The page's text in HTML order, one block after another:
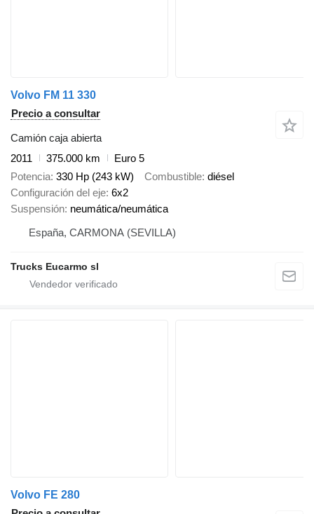
Volvo FM 11 330
Precio a consultar
Camión caja abierta
2011
375.000 km
Euro 5
Potencia 330 Hp (243 kW) Combustible diésel
Configuración del eje 6x2
Suspensión neumática/neumática
España, CARMONA (SEVILLA)
Trucks Eucarmo sl
Volvo FE 280